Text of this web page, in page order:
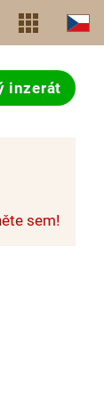
inzerát
sem!